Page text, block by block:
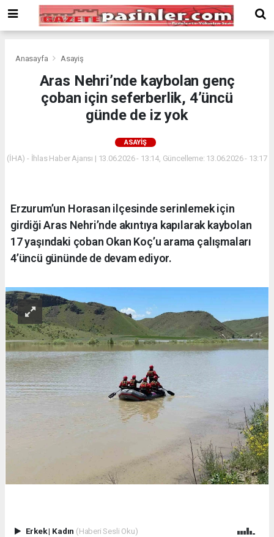
Bonusu
Veren
deneme
Yeni
Anasayfa Asayiş
Aras Nehri’nde kaybolan genç
çoban için seferberlik, 4’üncü
günde de iz yok
ASAYIŞ
(İHA) - İhlas Haber Ajansı | 13.06.2026 - 13:14, Güncelleme: 13.06.2026 - 13:17
Erzurum’un Horasan ilçesinde serinlemek için
girdiği Aras Nehri’nde akıntıya kapılarak kaybolan
17 yaşındaki çoban Okan Koç’u arama çalışmaları
4’üncü gününde de devam ediyor.
Erkek| Kadın (Haberi Sesli Oku)